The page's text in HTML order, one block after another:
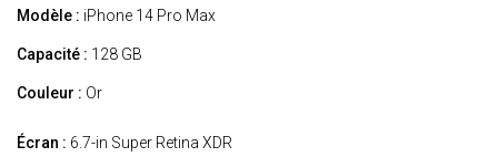
Modèle : iPhone 14 Pro Max
Capacité : 128 GB
Couleur : Or
Écran : 6.7-in Super Retina XDR